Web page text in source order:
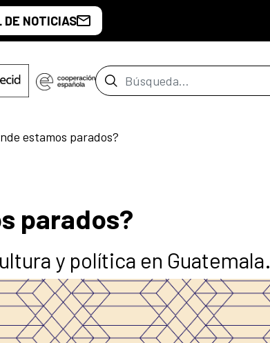
DE NOTICIAS
Barra de búsqueda
estamos parados?
parados?
y política en Guatemala.